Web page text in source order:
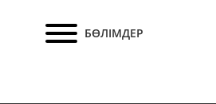
БӨЛІМДЕР